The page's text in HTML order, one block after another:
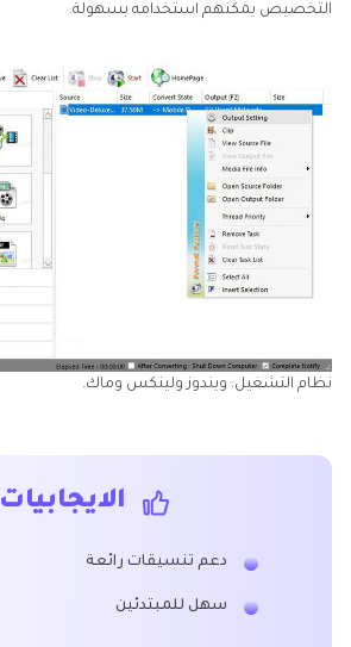
التخصيص يمكنهم استخدامه بسهولة.
نظام التشغيل: ويندوز ولينكس وماك.
الايجابيات
دعم تنسيقات رائعة
سهل للمبتدئين